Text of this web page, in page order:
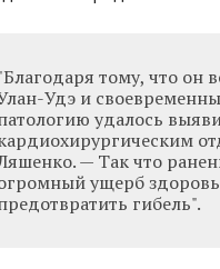
тому, что он
Удэ и
удалось
— Так что
ущерб
гибель".